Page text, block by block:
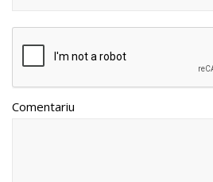
Comentariu